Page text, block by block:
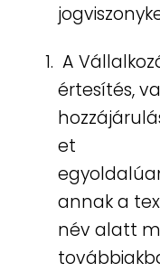
A
értesítés,
et
annak a
név alatt